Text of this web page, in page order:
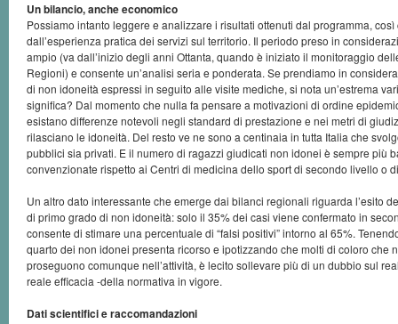
Un bilancio, anche economico
Possiamo intanto leggere e analizzare i risultati ottenuti dal programma,
dall’esperienza pratica dei servizi sul territorio. Il periodo preso in
ampio (va dall’inizio degli anni Ottanta, quando è iniziato il monitoraggio
Regioni) e consente un’analisi seria e ponderata. Se prendiamo in
di non idoneità espressi in seguito alle visite mediche, si nota un’estrema
significa? Dal momento che nulla fa pensare a motivazioni di ordine
esistano differenze notevoli negli standard di prestazione e nei metri di
rilasciano le idoneità. Del resto ve ne sono a centinaia in tutta Italia che
pubblici sia privati. E il numero di ragazzi giudicati non idonei è sempre più
convenzionate rispetto ai Centri di medicina dello sport di secondo livello o
Un altro dato interessante che emerge dai bilanci regionali riguarda l’esito
di primo grado di non idoneità: solo il 35% dei casi viene confermato in
consente di stimare una percentuale di “falsi positivi” intorno al 65%.
quarto dei non idonei presenta ricorso e ipotizzando che molti di coloro che
proseguono comunque nell’attività, è lecito sollevare più di un dubbio sul
reale efficacia -della normativa in vigore.
Dati scientifici e raccomandazioni